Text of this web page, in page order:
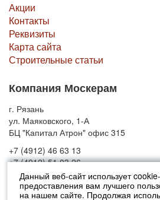
Данный веб-сайт использует
предоставления вам лучшего
на нашем сайте. Продолжая
Акции
Контакты
Реквизиты
Карта сайта
Строительные статьи
Компания Москерам
г. Рязань
ул. Маяковского, 1-А
БЦ "Капитал Атрон" офис 315
+7 (4912) 46 63 13
+7 (4912) 51 03 26
© 2010-2026 Москерам
Указанные на сайте цены не являются